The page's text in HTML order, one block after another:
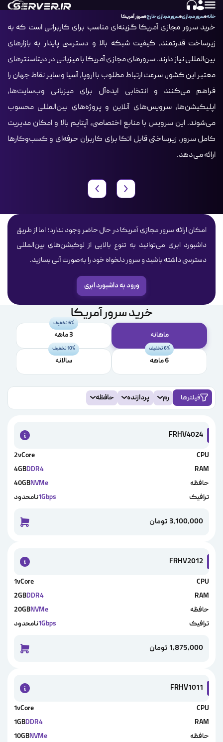
خانه سرور مجازی سرور مجازی خارج سرور آمریکا
خرید سرور مجازی آمریکا گزینه‌ای مناسب برای کاربرانی است که به
زیرساخت قدرتمند، کیفیت شبکه بالا و دسترسی پایدار به بازارهای
بین‌المللی نیاز دارند. سرورهای مجازی آمریکا با میزبانی در دیتاسنترهای
معتبر این کشور، سرعت ارتباط مطلوب با اروپا، آسیا و سایر نقاط جهان را
فراهم می‌کنند و انتخابی ایده‌آل برای میزبانی وب‌سایت‌ها،
اپلیکیشن‌ها، سرویس‌های آنلاین و پروژه‌های بین‌المللی محسوب
می‌شوند. این سرویس با منابع اختصاصی، آپتایم بالا و امکان مدیریت
کامل سرور، زیرساختی قابل اتکا برای کاربران حرفه‌ای و کسب‌وکارها
ارائه می‌دهد.
امکان ارائه سرور مجازی آمریکا در حال حاضر وجود ندارد؛ اما از طریق
داشبورد ابری می‌توانید به تنوع بالایی از لوکیشن‌های بین‌المللی
دسترسی داشته باشید و سرور دلخواه خود را به‌صورت آنی بسازید.
ورود به داشبورد ابری
خرید سرور آمریکا
ماهانه 3 ماهه
6% تخفیف
6 ماهه
6% تخفیف
سالانه
10% تخفیف
فیلترها رم پردازنده حافظه
FRHV4024
CPU
RAM
حافظه
ترافیک
2vCore
4GBDDR4
40GBNVMe
نامحدود1Gbps
3,100,000 تومان
خرید
FRHV2012
CPU
RAM
حافظه
ترافیک
1vCore
2GBDDR4
20GBNVMe
نامحدود1Gbps
1,875,000 تومان
خرید
FRHV1011
CPU
RAM
حافظه
1vCore
1GBDDR4
10GBNVMe